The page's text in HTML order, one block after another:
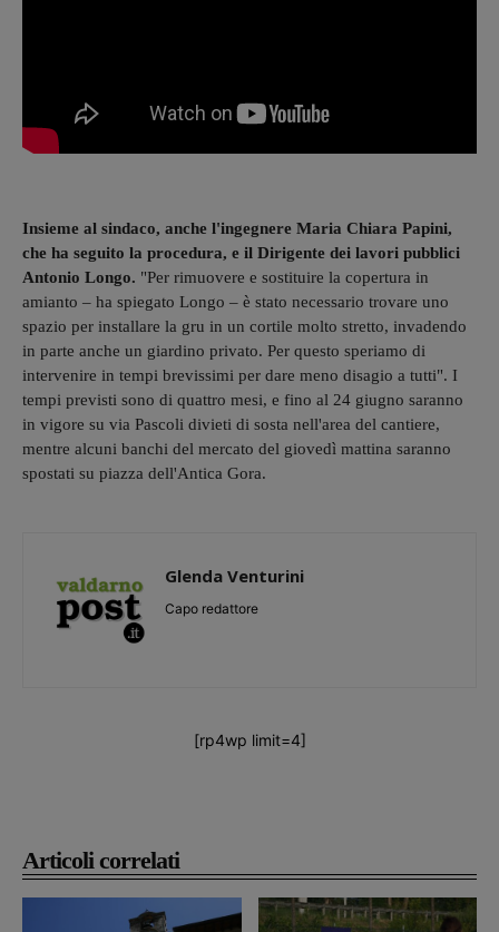
Articoli correlati
Insieme al sindaco, anche l'ingegnere Maria Chiara Papini,
che ha seguito la procedura, e il Dirigente dei lavori pubblici
Antonio Longo. "Per rimuovere e sostituire la copertura in
amianto – ha spiegato Longo – è stato necessario trovare uno
spazio per installare la gru in un cortile molto stretto, invadendo
in parte anche un giardino privato. Per questo speriamo di
intervenire in tempi brevissimi per dare meno disagio a tutti". I
tempi previsti sono di quattro mesi, e fino al 24 giugno saranno
in vigore su via Pascoli divieti di sosta nell'area del cantiere,
mentre alcuni banchi del mercato del giovedì mattina saranno
spostati su piazza dell'Antica Gora.
Glenda Venturini
Capo redattore
[rp4wp limit=4]